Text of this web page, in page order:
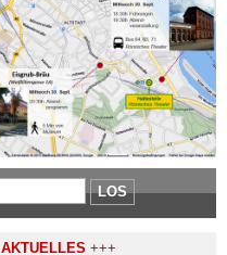
LOS
AKTUELLES +++